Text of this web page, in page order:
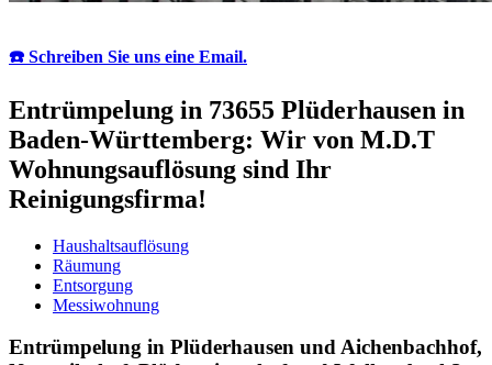
☎️ Schreiben Sie uns eine Email.
Entrümpelung in 73655 Plüderhausen in
Baden-Württemberg: Wir von M.D.T
Wohnungsauflösung sind Ihr
Reinigungsfirma!
Haushaltsauflösung
Räumung
Entsorgung
Messiwohnung
Entrümpelung in Plüderhausen und Aichenbachhof,